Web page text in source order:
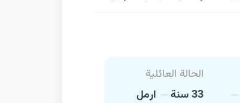
الحالة العائلية
33 سنة
ارمل